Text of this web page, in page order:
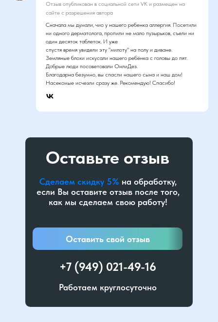
Отзыв опубликован в социальной сети VK и размещен на
сайте с разрешения автора
Сначала мы думали, чио у нашего ребенка аллергия. Посетили
ни одного дерматолога, пропили не мало пузырьков, съели ни
один десяток таблеток. И уже
спустя время увидели эту "милоту" на полу и диване.
Земляные блохи искусали нашего ребёнка с головы до пят.
Добрые люди посоветовали ОнлиДез.
Благодарна безумно, вы спасли нашего сына и наш дом!
Насекомые исчезли сразу же. Рекомендую! Спасибо!
Оставьте отзыв
Сделаем скидку 5% на обработку,
если Вы оставите отзыв после того,
как мы сделаем свою работу!
Оставить свой отзыв
+7 (949) 021-49-16
Работаем круглосуточно